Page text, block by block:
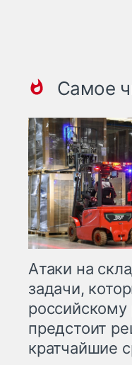
Самое
Атаки на
задачи,
российскому
предстоит
кратчайшие